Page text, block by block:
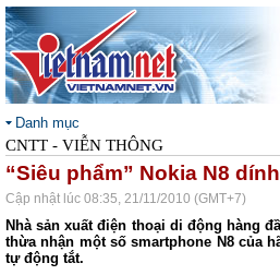
Danh mục
CNTT - VIỄN THÔNG
“Siêu phẩm” Nokia N8
Cập nhật lúc 08:35, 21/11/2010 (GMT+7)
Nhà sản xuất điện thoại di động hàng
thừa nhận một số smartphone N8 của
tự động tắt.